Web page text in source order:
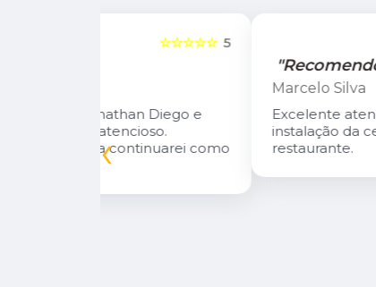
Excelente atendimento! Fizeram a
instalação da central de gás do meu
restaurante.
‹